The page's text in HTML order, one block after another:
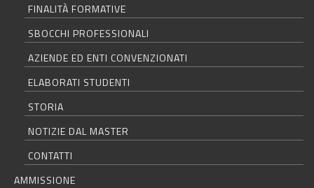
FINALITÀ FORMATIVE
SBOCCHI PROFESSIONALI
AZIENDE ED ENTI CONVENZIONATI
ELABORATI STUDENTI
STORIA
NOTIZIE DAL MASTER
CONTATTI
AMMISSIONE